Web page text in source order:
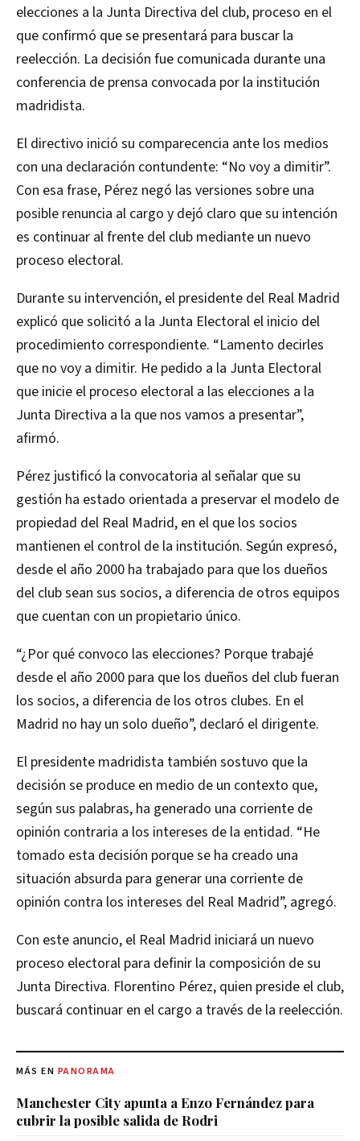
elecciones a la Junta Directiva del club, proceso en el
que confirmó que se presentará para buscar la
reelección. La decisión fue comunicada durante una
conferencia de prensa convocada por la institución
madridista.
El directivo inició su comparecencia ante los medios
con una declaración contundente: “No voy a dimitir”.
Con esa frase, Pérez negó las versiones sobre una
posible renuncia al cargo y dejó claro que su intención
es continuar al frente del club mediante un nuevo
proceso electoral.
Durante su intervención, el presidente del Real Madrid
explicó que solicitó a la Junta Electoral el inicio del
procedimiento correspondiente. “Lamento decirles
que no voy a dimitir. He pedido a la Junta Electoral
que inicie el proceso electoral a las elecciones a la
Junta Directiva a la que nos vamos a presentar”,
afirmó.
Pérez justificó la convocatoria al señalar que su
gestión ha estado orientada a preservar el modelo de
propiedad del Real Madrid, en el que los socios
mantienen el control de la institución. Según expresó,
desde el año 2000 ha trabajado para que los dueños
del club sean sus socios, a diferencia de otros equipos
que cuentan con un propietario único.
“¿Por qué convoco las elecciones? Porque trabajé
desde el año 2000 para que los dueños del club fueran
los socios, a diferencia de los otros clubes. En el
Madrid no hay un solo dueño”, declaró el dirigente.
El presidente madridista también sostuvo que la
decisión se produce en medio de un contexto que,
según sus palabras, ha generado una corriente de
opinión contraria a los intereses de la entidad. “He
tomado esta decisión porque se ha creado una
situación absurda para generar una corriente de
opinión contra los intereses del Real Madrid”, agregó.
Con este anuncio, el Real Madrid iniciará un nuevo
proceso electoral para definir la composición de su
Junta Directiva. Florentino Pérez, quien preside el club,
buscará continuar en el cargo a través de la reelección.
MÁS EN PANORAMA
Manchester City apunta a Enzo Fernández para
cubrir la posible salida de Rodri